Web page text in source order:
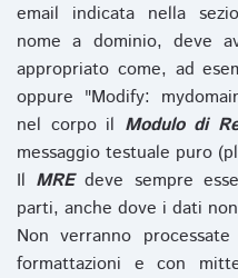
email indicata nella
nome a dominio, deve
appropriato come, ad
oppure "Modify:
nel corpo il Modulo di
messaggio testuale puro
Il MREdeve sempre
parti, anche dove i dati
Non verranno
formattazioni e con